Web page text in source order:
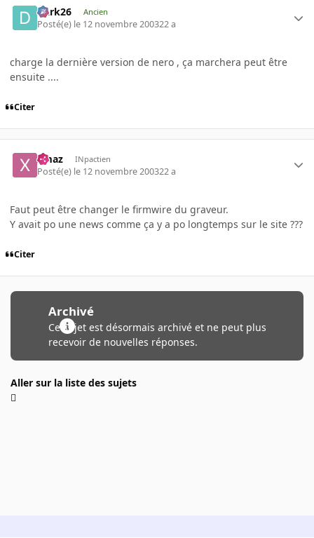
Dark26 Ancien
Posté(e) le 12 novembre 200322 a
charge la dernière version de nero , ça marchera peut être
ensuite ....
Citer
xmaz INpactien
Posté(e) le 12 novembre 200322 a
Faut peut être changer le firmwire du graveur.
Y avait po une news comme ça y a po longtemps sur le site ???
Citer
Archivé
Ce sujet est désormais archivé et ne peut plus
recevoir de nouvelles réponses.
Aller sur la liste des sujets